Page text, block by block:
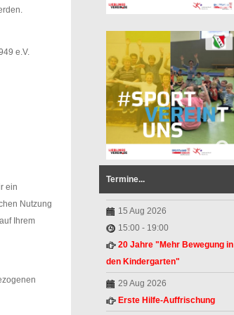
e.V.
ein
Nutzung
Ihrem
Termine...
15 Aug 2026
15:00 - 19:00
20 Jahre "Mehr Bewegung in
den Kindergarten"
29 Aug 2026
Erste Hilfe-Auffrischung